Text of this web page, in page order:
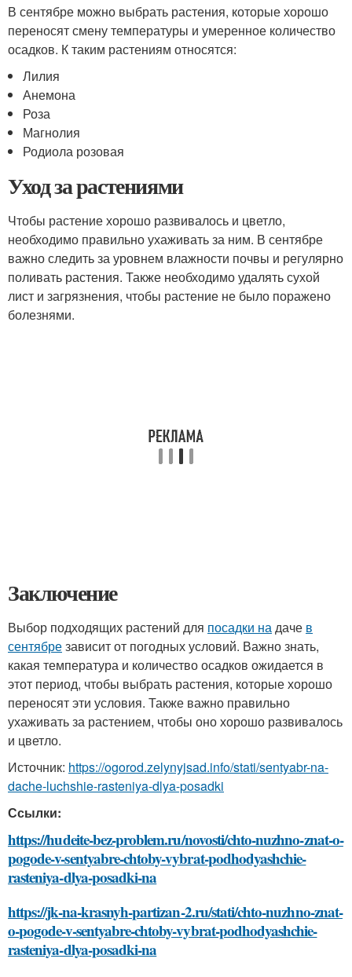
В сентябре можно выбрать растения, которые хорошо
переносят смену температуры и умеренное количество
осадков. К таким растениям относятся:
Лилия
Анемона
Роза
Магнолия
Родиола розовая
Уход за растениями
Чтобы растение хорошо развивалось и цветло,
необходимо правильно ухаживать за ним. В сентябре
важно следить за уровнем влажности почвы и регулярно
поливать растения. Также необходимо удалять сухой
лист и загрязнения, чтобы растение не было поражено
болезнями.
Заключение
Выбор подходящих растений для посадки надаче в
сентябрезависит от погодных условий. Важно знать,
какая температура и количество осадков ожидается в
этот период, чтобы выбрать растения, которые хорошо
переносят эти условия. Также важно правильно
ухаживать за растением, чтобы оно хорошо развивалось
и цветло.
Источник: https://ogorod.zelynyjsad.info/stati/sentyabr-na-
dache-luchshie-rasteniya-dlya-posadki
Ссылки:
https://hudeite-bez-problem.ru/novosti/chto-nuzhno-znat-o-
pogode-v-sentyabre-chtoby-vybrat-podhodyashchie-
rasteniya-dlya-posadki-na
https://jk-na-krasnyh-partizan-2.ru/stati/chto-nuzhno-znat-
o-pogode-v-sentyabre-chtoby-vybrat-podhodyashchie-
rasteniya-dlya-posadki-na